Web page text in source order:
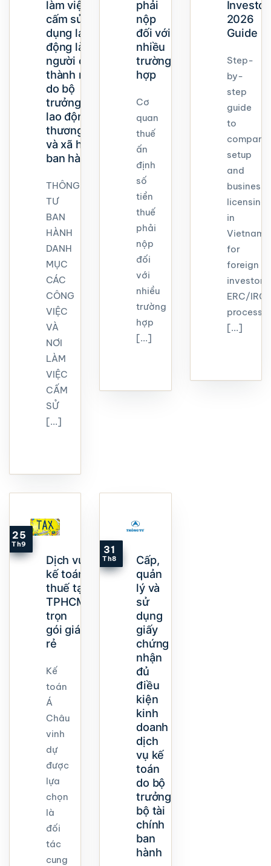
làm việc
cấm sử
dụng lao
động là
người chưa
thành niên
do bộ
trưởng bộ
lao động –
thương binh
và xã hội
ban hành
THÔNG
TƯ
BAN
HÀNH
DANH
MỤC
CÁC
CÔNG
VIỆC
VÀ
NƠI
LÀM
VIỆC
CẤM
SỬ
[...]
phải
nộp
đối với
nhiều
trường
hợp
Cơ
quan
thuế
ấn
định
số
tiền
thuế
phải
nộp
đối
với
nhiều
trường
hợp
[...]
2026
Guide
Step-
by-
step
guide
to
company
setup
and
business
licensing
in
Vietnam
for
foreign
investors.
ERC/IRC
process,
[...]
Dịch vụ
kế toán
thuế tại
TPHCM
trọn
gói giá
rẻ
Kế
toán
Á
Châu
vinh
dự
được
lựa
chọn
là
đối
tác
cung
25
Th9
Cấp,
quản
lý và
sử
dụng
giấy
chứng
nhận
đủ
điều
kiện
kinh
doanh
dịch
vụ kế
toán
do bộ
trưởng
bộ tài
chính
ban
hành
31
Th8